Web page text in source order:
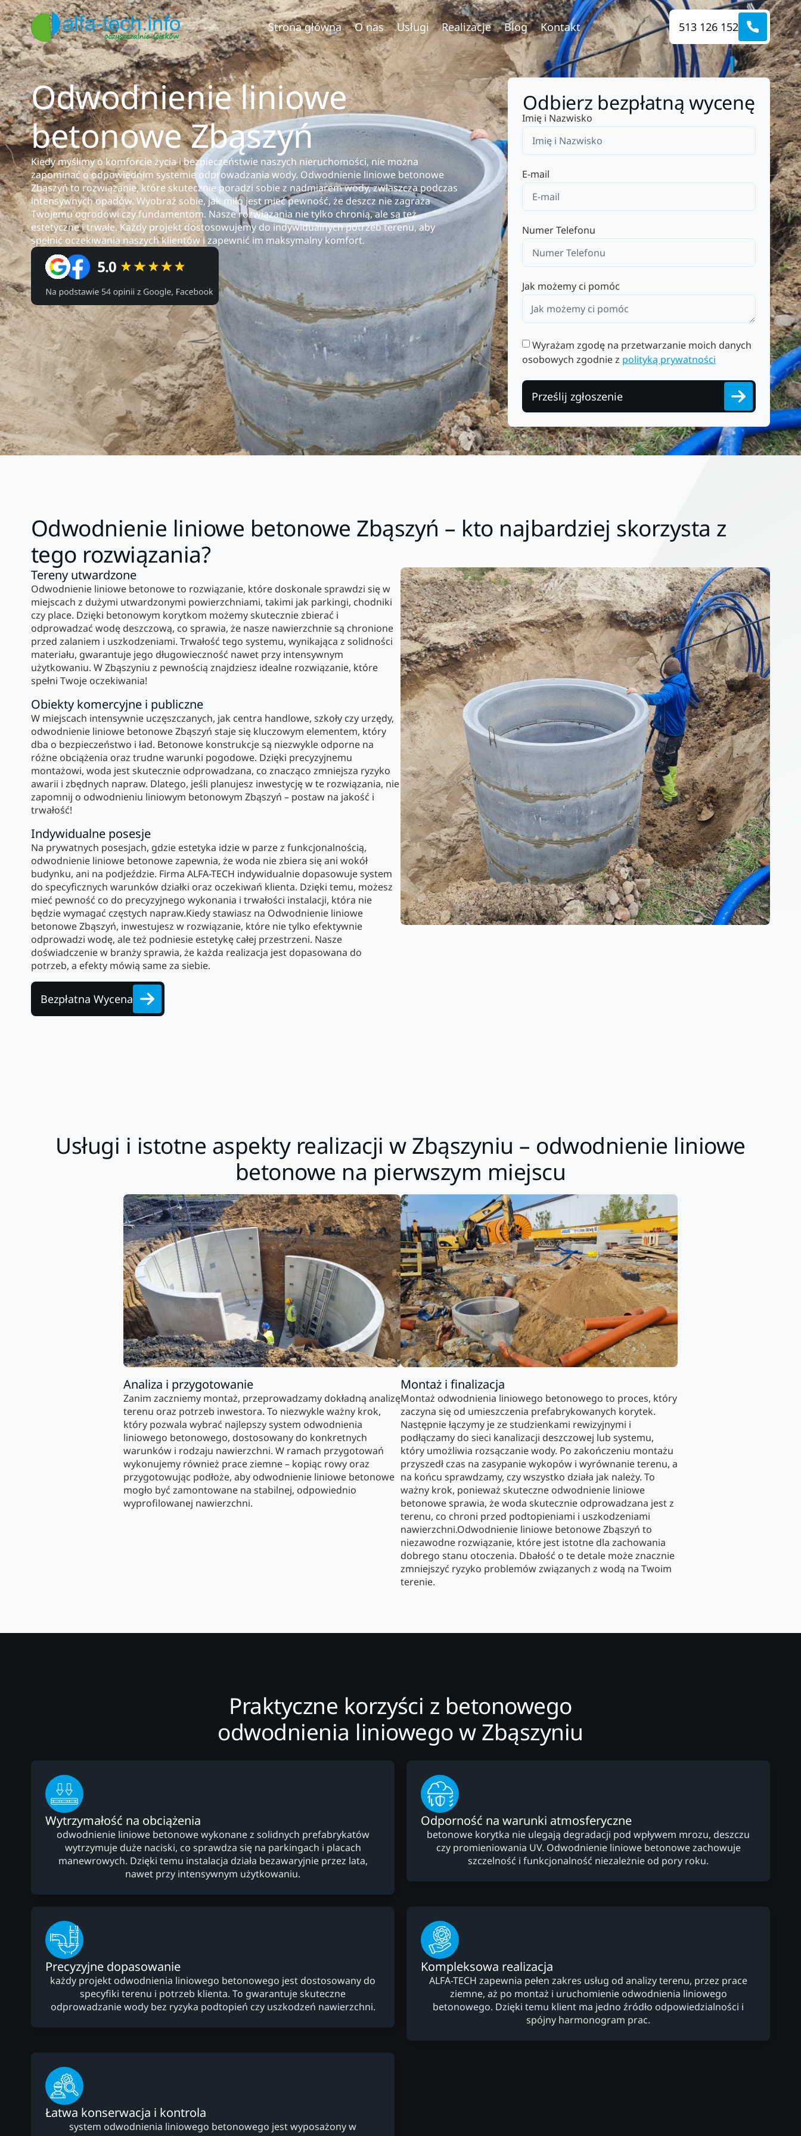
Strona główna O nas Usługi Realizacje Blog Kontakt 513 126 152
Odwodnienie liniowe
betonowe Zbąszyń
Kiedy myślimy o komforcie życia i bezpieczeństwie naszych nieruchomości, nie można
zapominać o odpowiednim systemie odprowadzania wody. Odwodnienie liniowe betonowe
Zbąszyń to rozwiązanie, które skutecznie poradzi sobie z nadmiarem wody, zwłaszcza podczas
intensywnych opadów. Wyobraź sobie, jak miło jest mieć pewność, że deszcz nie zagraża
Twojemu ogrodowi czy fundamentom. Nasze rozwiązania nie tylko chronią, ale są też
estetyczne i trwałe. Każdy projekt dostosowujemy do indywidualnych potrzeb terenu, aby
spełnić oczekiwania naszych klientów i zapewnić im maksymalny komfort.
Odbierz bezpłatną wycenę
Imię i Nazwisko
E-mail
Numer Telefonu
Jak możemy ci pomóc
Wyrażam zgodę na przetwarzanie moich danych
osobowych zgodnie z polityką prywatności
Prześlij zgłoszenie
Odwodnienie liniowe betonowe Zbąszyń – kto najbardziej skorzysta z
tego rozwiązania?
Tereny utwardzone
Odwodnienie liniowe betonowe to rozwiązanie, które doskonale sprawdzi się w
miejscach z dużymi utwardzonymi powierzchniami, takimi jak parkingi, chodniki
czy place. Dzięki betonowym korytkom możemy skutecznie zbierać i
odprowadzać wodę deszczową, co sprawia, że nasze nawierzchnie są chronione
przed zalaniem i uszkodzeniami. Trwałość tego systemu, wynikająca z solidności
materiału, gwarantuje jego długowieczność nawet przy intensywnym
użytkowaniu. W Zbąszyniu z pewnością znajdziesz idealne rozwiązanie, które
spełni Twoje oczekiwania!
Obiekty komercyjne i publiczne
W miejscach intensywnie uczęszczanych, jak centra handlowe, szkoły czy urzędy,
odwodnienie liniowe betonowe Zbąszyń staje się kluczowym elementem, który
dba o bezpieczeństwo i ład. Betonowe konstrukcje są niezwykle odporne na
różne obciążenia oraz trudne warunki pogodowe. Dzięki precyzyjnemu
montażowi, woda jest skutecznie odprowadzana, co znacząco zmniejsza ryzyko
awarii i zbędnych napraw. Dlatego, jeśli planujesz inwestycję w te rozwiązania, nie
zapomnij o odwodnieniu liniowym betonowym Zbąszyń – postaw na jakość i
trwałość!
Indywidualne posesje
Na prywatnych posesjach, gdzie estetyka idzie w parze z funkcjonalnością,
odwodnienie liniowe betonowe zapewnia, że woda nie zbiera się ani wokół
budynku, ani na podjeździe. Firma ALFA-TECH indywidualnie dopasowuje system
do specyficznych warunków działki oraz oczekiwań klienta. Dzięki temu, możesz
mieć pewność co do precyzyjnego wykonania i trwałości instalacji, która nie
będzie wymagać częstych napraw.Kiedy stawiasz na Odwodnienie liniowe
betonowe Zbąszyń, inwestujesz w rozwiązanie, które nie tylko efektywnie
odprowadzi wodę, ale też podniesie estetykę całej przestrzeni. Nasze
doświadczenie w branży sprawia, że każda realizacja jest dopasowana do
potrzeb, a efekty mówią same za siebie.
Bezpłatna Wycena
Usługi i istotne aspekty realizacji w Zbąszyniu – odwodnienie liniowe
betonowe na pierwszym miejscu
Analiza i przygotowanie
Zanim zaczniemy montaż, przeprowadzamy dokładną analizę
terenu oraz potrzeb inwestora. To niezwykle ważny krok,
który pozwala wybrać najlepszy system odwodnienia
liniowego betonowego, dostosowany do konkretnych
warunków i rodzaju nawierzchni. W ramach przygotowań
wykonujemy również prace ziemne – kopiąc rowy oraz
przygotowując podłoże, aby odwodnienie liniowe betonowe
mogło być zamontowane na stabilnej, odpowiednio
wyprofilowanej nawierzchni.
Montaż i finalizacja
Montaż odwodnienia liniowego betonowego to proces, który
zaczyna się od umieszczenia prefabrykowanych korytek.
Następnie łączymy je ze studzienkami rewizyjnymi i
podłączamy do sieci kanalizacji deszczowej lub systemu,
który umożliwia rozsączanie wody. Po zakończeniu montażu
przyszedł czas na zasypanie wykopów i wyrównanie terenu, a
na końcu sprawdzamy, czy wszystko działa jak należy. To
ważny krok, ponieważ skuteczne odwodnienie liniowe
betonowe sprawia, że woda skutecznie odprowadzana jest z
terenu, co chroni przed podtopieniami i uszkodzeniami
nawierzchni.Odwodnienie liniowe betonowe Zbąszyń to
niezawodne rozwiązanie, które jest istotne dla zachowania
dobrego stanu otoczenia. Dbałość o te detale może znacznie
zmniejszyć ryzyko problemów związanych z wodą na Twoim
terenie.
Praktyczne korzyści z betonowego
odwodnienia liniowego w Zbąszyniu
Wytrzymałość na obciążenia
odwodnienie liniowe betonowe wykonane z solidnych prefabrykatów
wytrzymuje duże naciski, co sprawdza się na parkingach i placach
manewrowych. Dzięki temu instalacja działa bezawaryjnie przez lata,
nawet przy intensywnym użytkowaniu.
Odporność na warunki atmosferyczne
betonowe korytka nie ulegają degradacji pod wpływem mrozu, deszczu
czy promieniowania UV. Odwodnienie liniowe betonowe zachowuje
szczelność i funkcjonalność niezależnie od pory roku.
Precyzyjne dopasowanie
każdy projekt odwodnienia liniowego betonowego jest dostosowany do
specyfiki terenu i potrzeb klienta. To gwarantuje skuteczne
odprowadzanie wody bez ryzyka podtopień czy uszkodzeń nawierzchni.
Kompleksowa realizacja
ALFA-TECH zapewnia pełen zakres usług od analizy terenu, przez prace
ziemne, aż po montaż i uruchomienie odwodnienia liniowego
betonowego. Dzięki temu klient ma jedno źródło odpowiedzialności i
spójny harmonogram prac.
Łatwa konserwacja i kontrola
system odwodnienia liniowego betonowego jest wyposażony w